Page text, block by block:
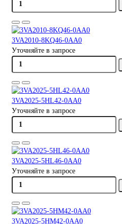
3VA2010-8KQ46-0AA0
Уточняйте в запросе
3VA2025-5HL42-0AA0
Уточняйте в запросе
3VA2025-5HL46-0AA0
Уточняйте в запросе
3VA2025-5HM42-0AA0